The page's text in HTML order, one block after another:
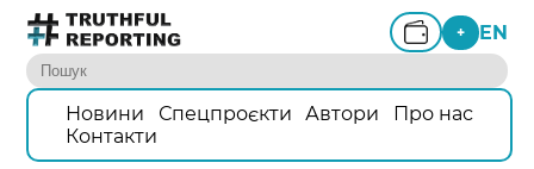
+ EN
Новини Спецпроєкти Автори
Про нас
Контакти